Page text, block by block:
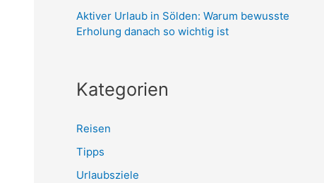
Aktiver Urlaub in Sölden: Warum bewusste
Erholung danach so wichtig ist
Kategorien
Reisen
Tipps
Urlaubsziele